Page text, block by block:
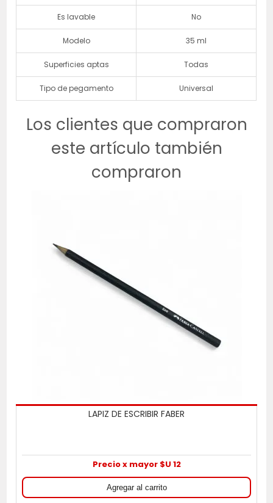
Es lavable No
Modelo 35 ml
Superficies aptas Todas
Tipo de pegamento Universal
Los clientes que compraron
este artículo también
compraron
LAPIZ DE ESCRIBIR FABER
Precio x mayor $U 12